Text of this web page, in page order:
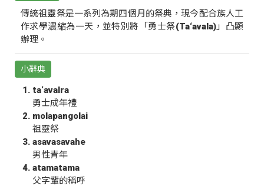
傳統祖靈祭是一系列為期四個月的祭典，現今配合族人工
作求學濃縮為一天，並特別將「勇士祭(Ta‘avala)」凸顯
辦理。
小辭典
ta‘avalra
勇士成年禮
molapangolai
祖靈祭
asavasavahe
男性青年
atamatama
父字輩的稱呼